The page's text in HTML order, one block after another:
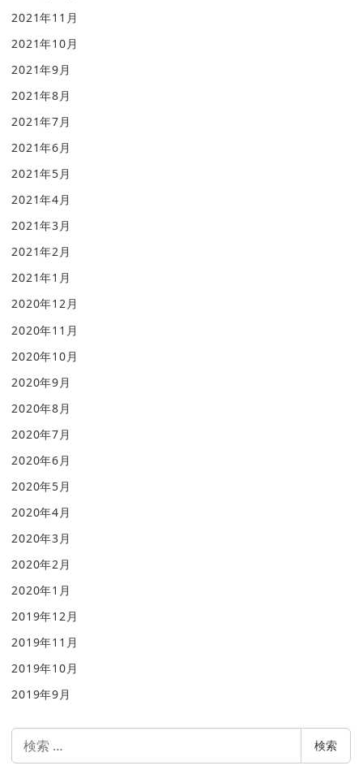
2021年11月
2021年10月
2021年9月
2021年8月
2021年7月
2021年6月
2021年5月
2021年4月
2021年3月
2021年2月
2021年1月
2020年12月
2020年11月
2020年10月
2020年9月
2020年8月
2020年7月
2020年6月
2020年5月
2020年4月
2020年3月
2020年2月
2020年1月
2019年12月
2019年11月
2019年10月
2019年9月
索
検索